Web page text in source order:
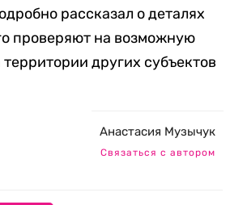
рассказал о деталях
проверяют на возможную
других субъектов
Анастасия Музычук
Связаться с автором